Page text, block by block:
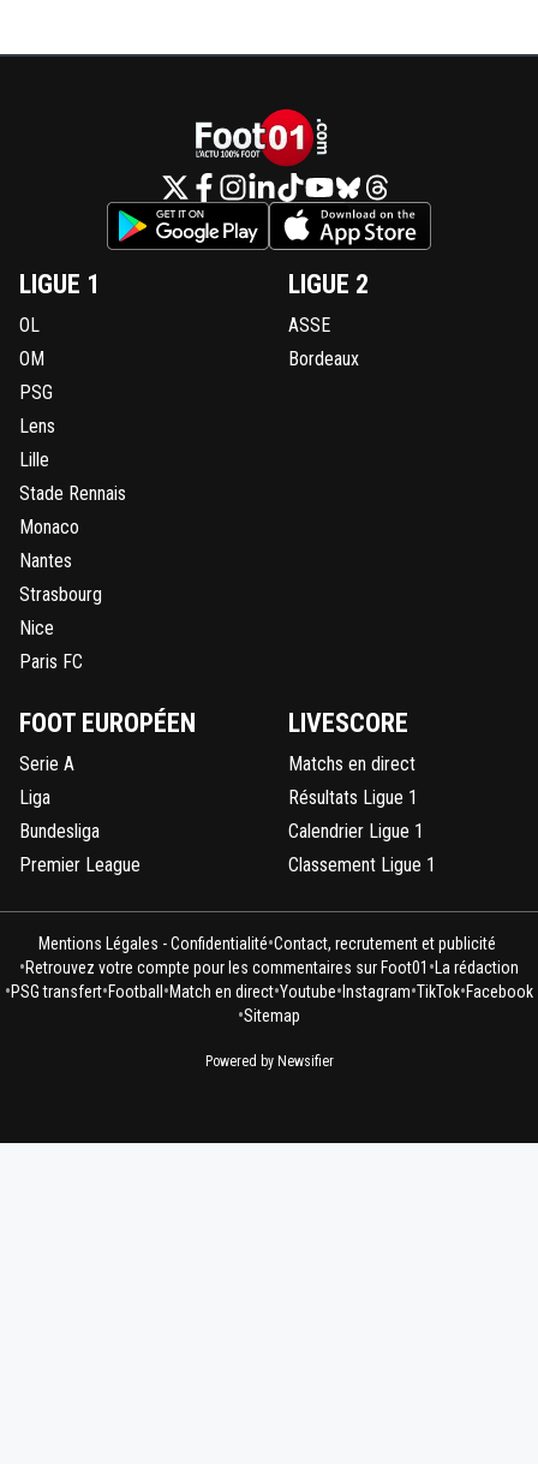
LIGUE 1
OL
OM
PSG
Lens
Lille
Stade Rennais
Monaco
Nantes
Strasbourg
Nice
Paris FC
LIGUE 2
ASSE
Bordeaux
FOOT EUROPÉEN
Serie A
Liga
Bundesliga
Premier League
LIVESCORE
Matchs en direct
Résultats Ligue 1
Calendrier Ligue 1
Classement Ligue 1
Mentions Légales - Confidentialité•Contact, recrutement et publicité
•Retrouvez votre compte pour les commentaires sur Foot01 •La rédaction
•PSG transfert•Football •Match en direct•Youtube• Instagram•TikTok•Facebook
•Sitemap
Powered by Newsifier